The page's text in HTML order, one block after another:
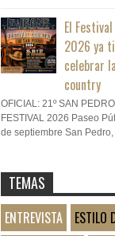
El
2026 ya
celebrar
country
OFICIAL: 21º SAN
FESTIVAL 2026 Paseo
de septiembre San
TEMAS
ENTREVISTA
ESTILO